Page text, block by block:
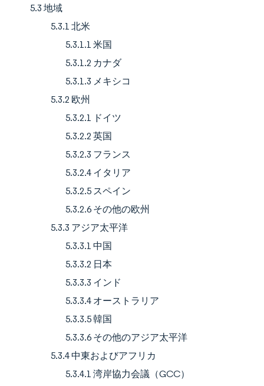
5.3 地域
5.3.1 北米
5.3.1.1 米国
5.3.1.2 カナダ
5.3.1.3 メキシコ
5.3.2 欧州
5.3.2.1 ドイツ
5.3.2.2 英国
5.3.2.3 フランス
5.3.2.4 イタリア
5.3.2.5 スペイン
5.3.2.6 その他の欧州
5.3.3 アジア太平洋
5.3.3.1 中国
5.3.3.2 日本
5.3.3.3 インド
5.3.3.4 オーストラリア
5.3.3.5 韓国
5.3.3.6 その他のアジア太平洋
5.3.4 中東およびアフリカ
5.3.4.1 湾岸協力会議（GCC）